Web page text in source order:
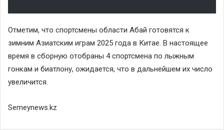
Отметим, что спортсмены области Абай готовятся к
зимним Азиатским играм 2025 года в Китае. В настоящее
время в сборную отобраны 4 спортсмена по лыжным
гонкам и биатлону, ожидается, что в дальнейшем их число
увеличится.
Semeynews.kz